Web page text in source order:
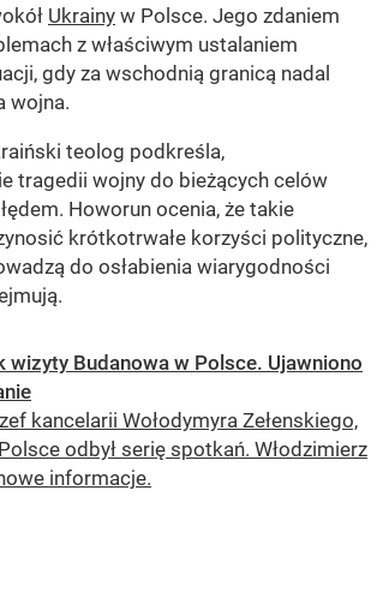
Ukrainy w Polsce. Jego zdaniem
z właściwym ustalaniem
gdy za wschodnią granicą nadal
wojna.
teolog podkreśla,
tragedii wojny do bieżących celów
Howorun ocenia, że takie
krótkotrwałe korzyści polityczne,
do osłabienia wiarygodności
wizyty Budanowa w Polsce. Ujawniono
kancelarii Wołodymyra Zełenskiego,
odbył serię spotkań. Włodzimierz
informacje.